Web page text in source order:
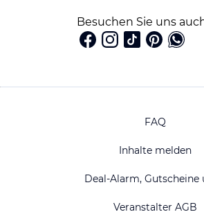
Besuchen Sie uns
FAQ
Inhalte melden
Deal-Alarm, Gutscheine
Veranstalter AGB